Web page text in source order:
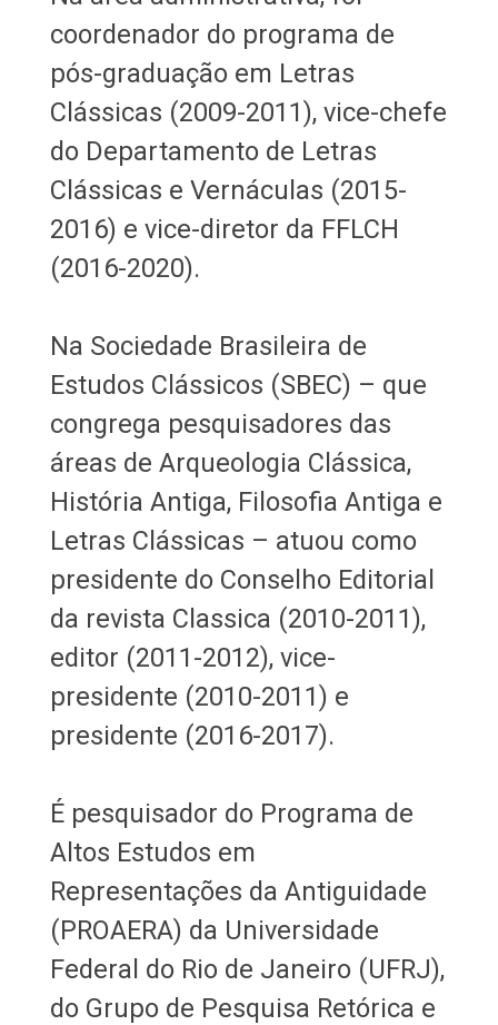
coordenador do programa de
pós-graduação em Letras
Clássicas (2009-2011), vice-chefe
do Departamento de Letras
Clássicas e Vernáculas (2015-
2016) e vice-diretor da FFLCH
(2016-2020).
Na Sociedade Brasileira de
Estudos Clássicos (SBEC) – que
congrega pesquisadores das
áreas de Arqueologia Clássica,
História Antiga, Filosofia Antiga e
Letras Clássicas – atuou como
presidente do Conselho Editorial
da revista Classica (2010-2011),
editor (2011-2012), vice-
presidente (2010-2011) e
presidente (2016-2017).
É pesquisador do Programa de
Altos Estudos em
Representações da Antiguidade
(PROAERA) da Universidade
Federal do Rio de Janeiro (UFRJ),
do Grupo de Pesquisa Retórica e